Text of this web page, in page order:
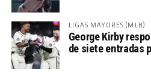
LIGAS MAYORES (MLB)
George Kirby
de siete entradas